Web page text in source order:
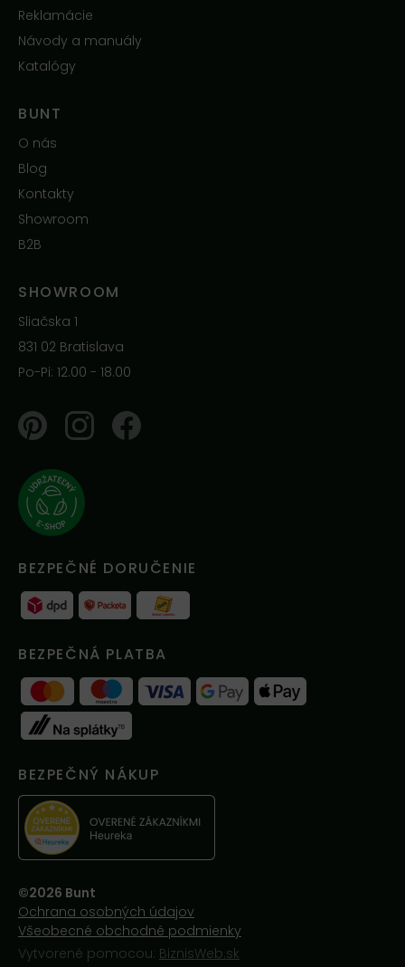
Reklamácie
Návody a manuály
Katalógy
BUNT
O nás
Blog
Kontakty
Showroom
B2B
SHOWROOM
Sliačska 1
831 02 Bratislava
Po-Pi: 12.00 - 18.00
PinterestInstagramFacebook
BEZPEČNÉ DORUČENIE
BEZPEČNÁ PLATBA
BEZPEČNÝ NÁKUP
©2026 Bunt
Ochrana osobných údajov
Všeobecné obchodné podmienky
Vytvorené pomocou: BiznisWeb.sk